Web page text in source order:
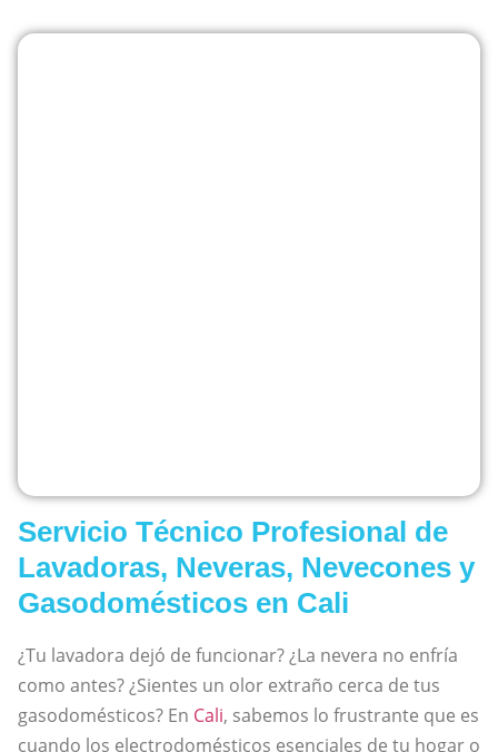
Servicio Técnico Profesional de
Lavadoras, Neveras, Nevecones y
Gasodomésticos en Cali
¿Tu lavadora dejó de funcionar? ¿La nevera no enfría
como antes? ¿Sientes un olor extraño cerca de tus
gasodomésticos? En Cali, sabemos lo frustrante que es
cuando los electrodomésticos esenciales de tu hogar o